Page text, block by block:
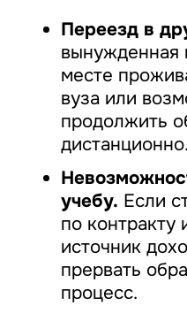
Переезд в
вынужденная
месте
вуза или
продолжить
дистанционно.
учебу. Если
по контракту
источник
прервать
процесс.